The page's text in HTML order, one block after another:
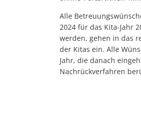
Alle
2024 für das Kita-Jahr
werden, gehen in das
der Kitas ein. Alle
Jahr, die danach
Nachrückverfahren